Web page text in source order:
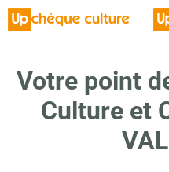
Votre point
Culture et